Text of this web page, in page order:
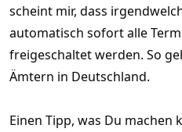
scheint mir, dass
automatisch sofort alle
freigeschaltet werden. So
Ämtern in Deutschland.
Einen Tipp, was Du machen